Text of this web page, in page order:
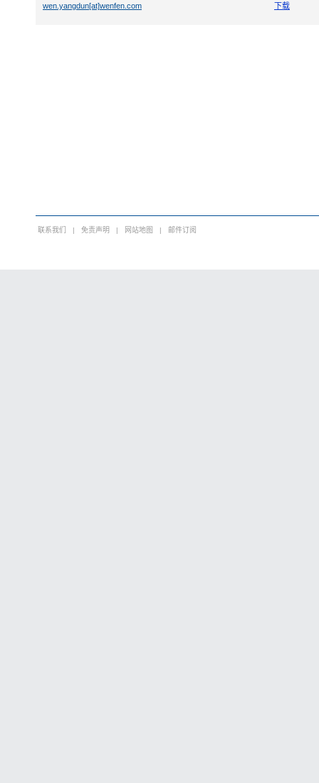
wen.yangdun[at]wenfen.com 下载
联系我们 | 免责声明 | 网站地图 | 邮件订阅